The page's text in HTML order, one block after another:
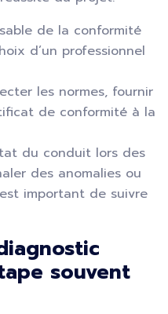
de la conformité
d’un professionnel
les normes, fournir
de conformité à la
du conduit lors des
des anomalies ou
important de suivre
souvent